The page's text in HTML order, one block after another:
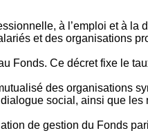
à l’emploi et à la
et des organisations
Fonds. Ce décret fixe le
des organisations
social, ainsi que les
de gestion du Fonds